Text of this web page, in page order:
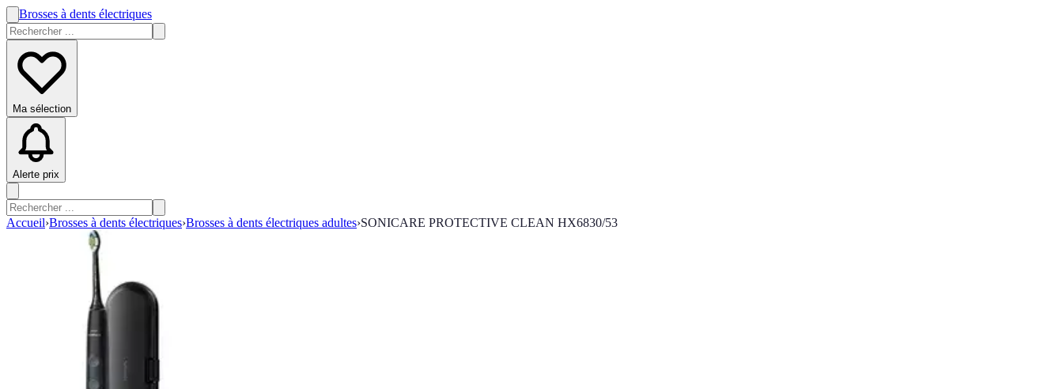
Brosses à dents électriques
Ma sélection
Alerte prix
Accueil›Brosses à dents électriques›Brosses à dents électriques adultes›SONICARE PROTECTIVE CLEAN HX6830/53